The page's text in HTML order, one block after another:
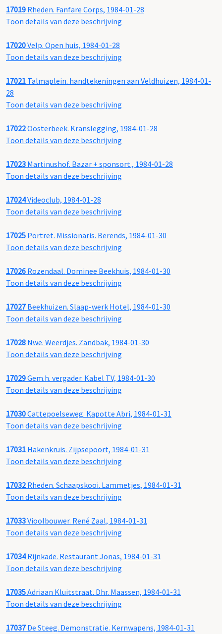
17019 Rheden. Fanfare Corps, 1984-01-28
Toon details van deze beschrijving
17020Velp. Open huis, 1984-01-28
Toon details van deze beschrijving
17021 Talmaplein. handtekeningen aan Veldhuizen, 1984-01-
28
Toon details van deze beschrijving
17022Oosterbeek. Kranslegging, 1984-01-28
Toon details van deze beschrijving
17023 Martinushof. Bazar + sponsort., 1984-01-28
Toon details van deze beschrijving
17024Videoclub, 1984-01-28
Toon details van deze beschrijving
17025 Portret. Missionaris. Berends, 1984-01-30
Toon details van deze beschrijving
17026 Rozendaal. Dominee Beekhuis, 1984-01-30
Toon details van deze beschrijving
17027Beekhuizen. Slaap-werk Hotel, 1984-01-30
Toon details van deze beschrijving
17028 Nwe. Weerdjes. Zandbak, 1984-01-30
Toon details van deze beschrijving
17029Gem.h. vergader. Kabel TV, 1984-01-30
Toon details van deze beschrijving
17030Cattepoelseweg. Kapotte Abri, 1984-01-31
Toon details van deze beschrijving
17031 Hakenkruis. Zijpsepoort, 1984-01-31
Toon details van deze beschrijving
17032Rheden. Schaapskooi. Lammetjes, 1984-01-31
Toon details van deze beschrijving
17033Vioolbouwer. René Zaal, 1984-01-31
Toon details van deze beschrijving
17034Rijnkade. Restaurant Jonas, 1984-01-31
Toon details van deze beschrijving
17035Adriaan Kluitstraat. Dhr. Maassen, 1984-01-31
Toon details van deze beschrijving
17037De Steeg. Demonstratie. Kernwapens, 1984-01-31